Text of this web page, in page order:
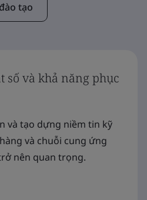
tạo
số và khả năng phục
và tạo dựng niềm tin kỹ
và chuỗi cung ứng
nên quan trọng.